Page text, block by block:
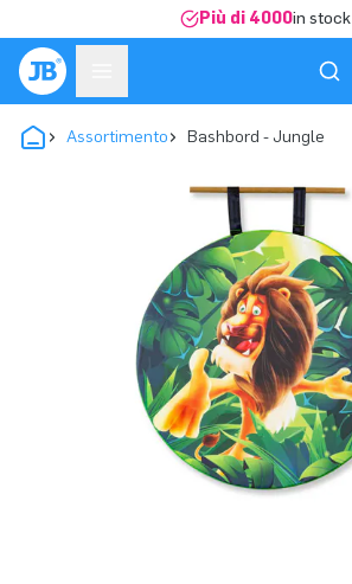
Più di 4000in stock
Assortimento Bashbord - Jungle